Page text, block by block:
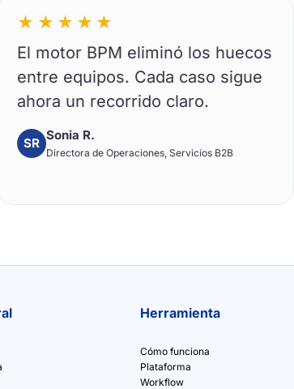
BPM eliminó los huecos
equipos. Cada caso sigue
un recorrido claro.
R.
de Operaciones, Servicios B2B
Herramienta
Cómo funciona
Plataforma
Workflow